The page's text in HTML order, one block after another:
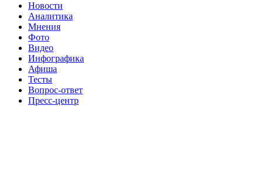
Новости
Аналитика
Мнения
Фото
Видео
Инфографика
Афиша
Тесты
Вопрос-ответ
Пресс-центр